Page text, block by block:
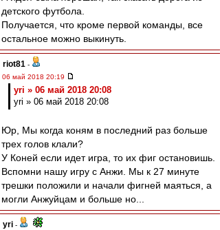
детского футбола.
Получается, что кроме первой команды, все
остальное можно выкинуть.
riot81 -
06 май 2018 20:19
yri » 06 май 2018 20:08
yri » 06 май 2018 20:08
Юр, Мы когда коням в последний раз больше
трех голов клали?
У Коней если идет игра, то их фиг остановишь.
Вспомни нашу игру с Анжи. Мы к 27 минуте
трешки положили и начали фигней маяться, а
могли Анжуйцам и больше но...
yri -